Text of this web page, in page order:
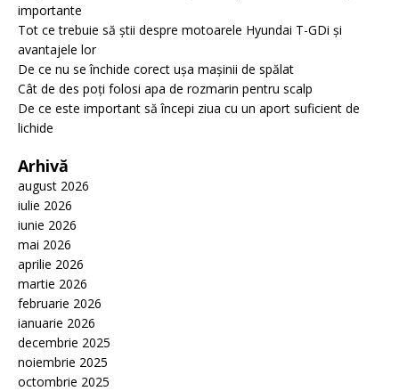
importante
Tot ce trebuie să știi despre motoarele Hyundai T-GDi și
avantajele lor
De ce nu se închide corect ușa mașinii de spălat
Cât de des poți folosi apa de rozmarin pentru scalp
De ce este important să începi ziua cu un aport suficient de
lichide
Arhivă
august 2026
iulie 2026
iunie 2026
mai 2026
aprilie 2026
martie 2026
februarie 2026
ianuarie 2026
decembrie 2025
noiembrie 2025
octombrie 2025